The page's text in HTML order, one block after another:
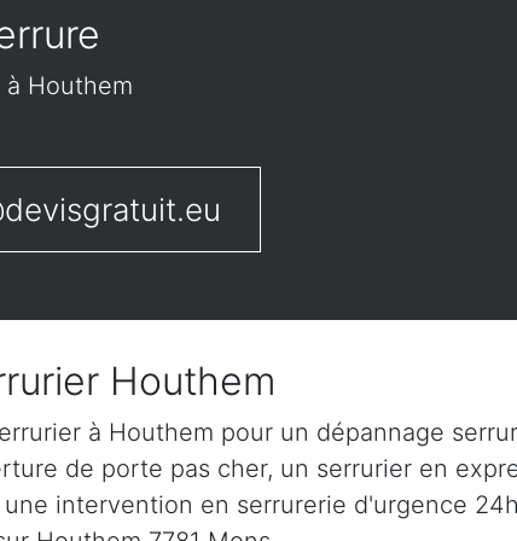
Houthem
Houthem
à Houthem pour un dépannage
de porte pas cher, un serrurier en
une intervention en serrurerie d'urgence